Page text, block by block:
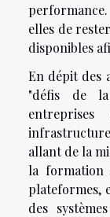
elles de
disponibles
En dépit des
"défis de
allant de la
la formation
plateformes,
des